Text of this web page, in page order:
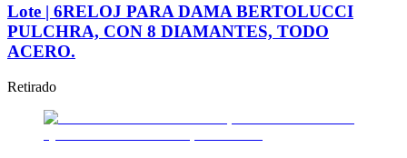
Lote | 6RELOJ PARA DAMA BERTOLUCCI
PULCHRA, CON 8 DIAMANTES, TODO
ACERO.
Retirado